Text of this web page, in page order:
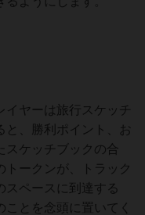
ヤーは旅行スケッチ
と、勝利ポイント、お
スケッチブックの合
トークンが、トラック
スペースに到達する
とを念頭に置いてく